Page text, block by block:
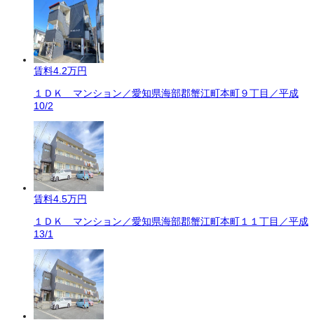
賃料4.2万円
１ＤＫ マンション／愛知県海部郡蟹江町本町９丁目／平成
10/2
賃料4.5万円
１ＤＫ マンション／愛知県海部郡蟹江町本町１１丁目／平成
13/1